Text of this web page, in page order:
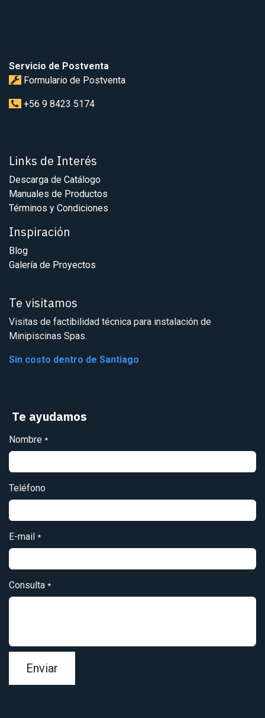
Servicio de Postventa
Formulario de Postventa
+56 9 8423 5174
Links de Interés
Descarga de Catálogo
Manuales de Productos
Términos y Condiciones
Inspiración
Blog
Galería de Proyectos
Te visitamos
Visitas de factibilidad técnica para instalación de
Minipiscinas Spas.
Sin costo dentro de Santiago
Te ayudamos
Nombre *
Teléfono
E-mail *
Consulta *
Enviar